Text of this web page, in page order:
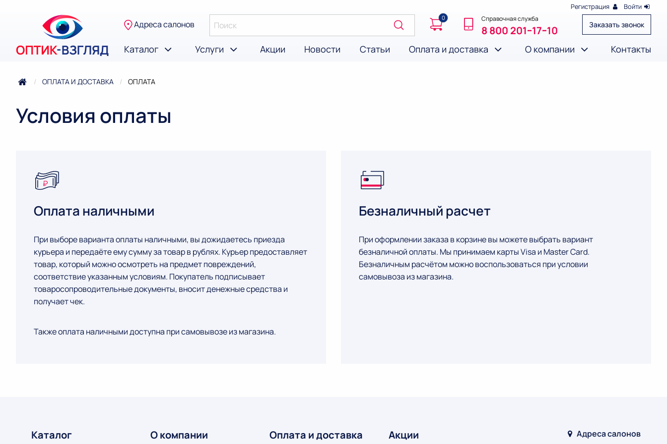
Регистрация Войти
Адреса салонов
Справочная служба
8 800 201‒17‒10 Заказать звонок
Каталог Услуги Акции Новости Статьи Оплата и доставка О компании Контакты
ОПЛАТА И ДОСТАВКА ТЕКУЩАЯ:
ОПЛАТА
Условия оплаты
Оплата наличными
При выборе варианта оплаты наличными, вы дожидаетесь приезда
курьера и передаёте ему сумму за товар в рублях. Курьер предоставляет
товар, который можно осмотреть на предмет повреждений,
соответствие указанным условиям. Покупатель подписывает
товаросопроводительные документы, вносит денежные средства и
получает чек.
Также оплата наличными доступна при самовывозе из магазина.
Безналичный расчет
При оформлении заказа в корзине вы можете выбрать вариант
безналичной оплаты. Мы принимаем карты Visa и Master Card.
Безналичным расчётом можно воспользоваться при условии
самовывоза из магазина.
Каталог О компании Оплата и доставка Акции Адреса салонов